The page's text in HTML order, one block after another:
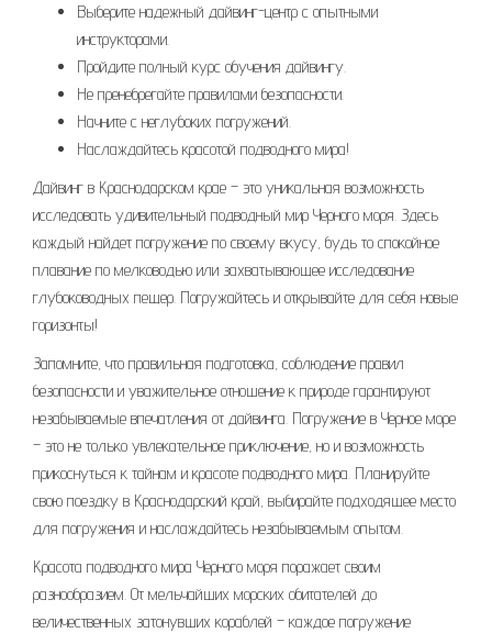
Выберите надежный дайвинг-центр с опытными
инструкторами.
Пройдите полный курс обучения дайвингу.
Не пренебрегайте правилами безопасности.
Начните с неглубоких погружений.
Наслаждайтесь красотой подводного мира!
Дайвинг в Краснодарском крае – это уникальная возможность
исследовать удивительный подводный мир Черного моря. Здесь
каждый найдет погружение по своему вкусу, будь то спокойное
плавание по мелководью или захватывающее исследование
глубоководных пещер. Погружайтесь и открывайте для себя новые
горизонты!
Запомните, что правильная подготовка, соблюдение правил
безопасности и уважительное отношение к природе гарантируют
незабываемые впечатления от дайвинга. Погружение в Черное море
– это не только увлекательное приключение, но и возможность
прикоснуться к тайнам и красоте подводного мира. Планируйте
свою поездку в Краснодарский край, выбирайте подходящее место
для погружения и наслаждайтесь незабываемым опытом.
Красота подводного мира Черного моря поражает своим
разнообразием. От мельчайших морских обитателей до
величественных затонувших кораблей – каждое погружение